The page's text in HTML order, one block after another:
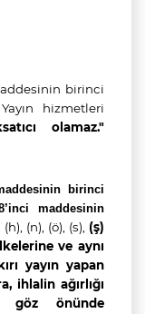
birinci
hizmetleri
olamaz."
birinci
maddesinin
(n), (ö), (s), (ş)
ve aynı
yayın yapan
ihlalin ağırlığı
göz önünde